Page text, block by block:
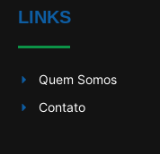
LINKS
Quem Somos
Contato